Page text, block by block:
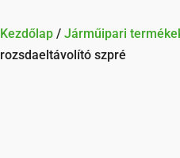
Kezdőlap / Járműipari
rozsdaeltávolító szpré